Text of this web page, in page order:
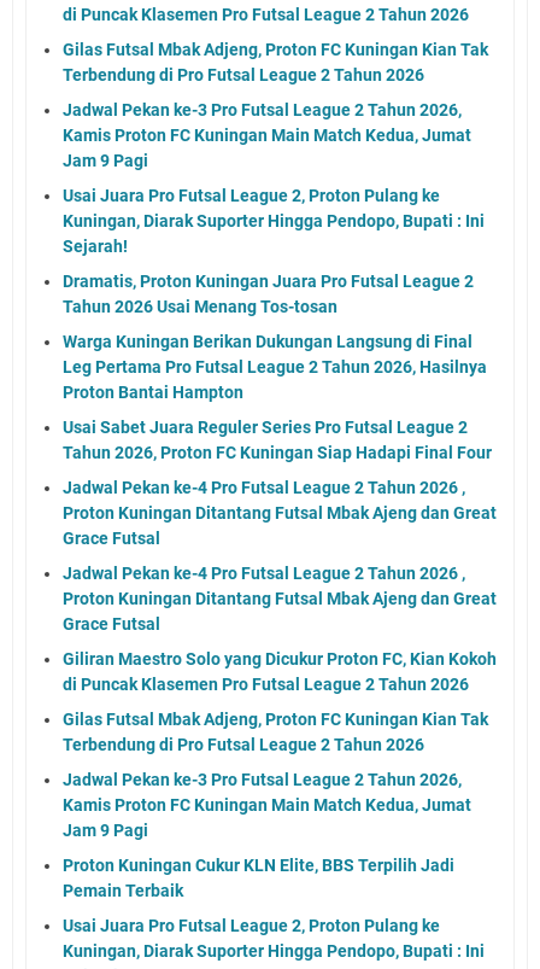
di Puncak Klasemen Pro Futsal League 2 Tahun 2026
Gilas Futsal Mbak Adjeng, Proton FC Kuningan Kian Tak
Terbendung di Pro Futsal League 2 Tahun 2026
Jadwal Pekan ke-3 Pro Futsal League 2 Tahun 2026,
Kamis Proton FC Kuningan Main Match Kedua, Jumat
Jam 9 Pagi
Usai Juara Pro Futsal League 2, Proton Pulang ke
Kuningan, Diarak Suporter Hingga Pendopo, Bupati : Ini
Sejarah!
Dramatis, Proton Kuningan Juara Pro Futsal League 2
Tahun 2026 Usai Menang Tos-tosan
Warga Kuningan Berikan Dukungan Langsung di Final
Leg Pertama Pro Futsal League 2 Tahun 2026, Hasilnya
Proton Bantai Hampton
Usai Sabet Juara Reguler Series Pro Futsal League 2
Tahun 2026, Proton FC Kuningan Siap Hadapi Final Four
Jadwal Pekan ke-4 Pro Futsal League 2 Tahun 2026 ,
Proton Kuningan Ditantang Futsal Mbak Ajeng dan Great
Grace Futsal
Jadwal Pekan ke-4 Pro Futsal League 2 Tahun 2026 ,
Proton Kuningan Ditantang Futsal Mbak Ajeng dan Great
Grace Futsal
Giliran Maestro Solo yang Dicukur Proton FC, Kian Kokoh
di Puncak Klasemen Pro Futsal League 2 Tahun 2026
Gilas Futsal Mbak Adjeng, Proton FC Kuningan Kian Tak
Terbendung di Pro Futsal League 2 Tahun 2026
Jadwal Pekan ke-3 Pro Futsal League 2 Tahun 2026,
Kamis Proton FC Kuningan Main Match Kedua, Jumat
Jam 9 Pagi
Proton Kuningan Cukur KLN Elite, BBS Terpilih Jadi
Pemain Terbaik
Usai Juara Pro Futsal League 2, Proton Pulang ke
Kuningan, Diarak Suporter Hingga Pendopo, Bupati : Ini